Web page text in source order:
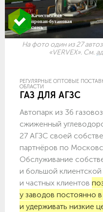
Качественная
пропан-бутановая
смесь
На фото один из 27
«VERVEX». См.
РЕГУЛЯРНЫЕ ОПТОВЫЕ
ОБЛАСТИ
ГАЗ ДЛЯ АГЗС
Автопарк из 36
сжиженный
27 АГЗС своей
партнёров по
Обслуживание
и большой
и частных клиентов
у заводов постоянно
и удерживать низкие